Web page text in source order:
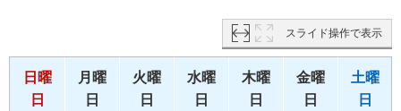
スライド操作で表示
日曜
日
月曜
日
火曜
日
水曜
日
木曜
日
金曜
日
土曜
日